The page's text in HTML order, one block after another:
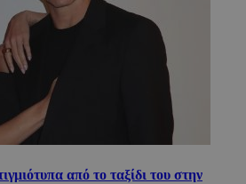
από το ταξίδι του στην